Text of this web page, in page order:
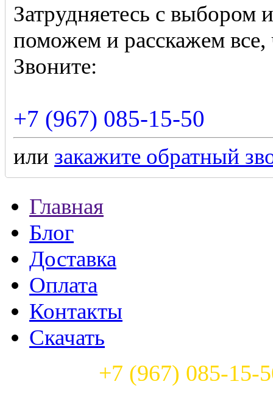
Затрудняетесь с
поможем и расскажем все,
Звоните:
+7 (967) 085-15-50
или закажите обратный
Главная
Блог
Доставка
Оплата
Контакты
Скачать
+7 (967) 085-15-